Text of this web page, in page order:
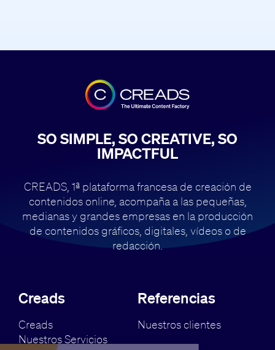
SO SIMPLE, SO CREATIVE, SO
IMPACTFUL
CREADS, 1ª plataforma francesa de creación de
contenidos online, acompaña a las pequeñas,
medianas y grandes empresas en la producción
de contenidosgráficos, digitales, vídeos o de
redacción.
Creads
Creads
Nuestros Servicios
Referencias
Nuestros clientes